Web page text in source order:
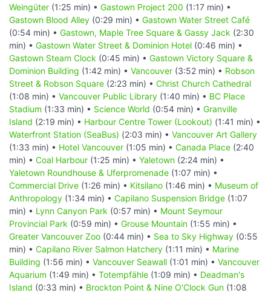
Weingüter (1:25 min) • Gastown Project 200 (1:17 min) •
Gastown Blood Alley (0:29 min) • Gastown Water Street Café
(0:54 min) • Gastown, Maple Tree Square & Gassy Jack (2:30
min) • Gastown Water Street & Dominion Hotel (0:46 min) •
Gastown Steam Clock (0:45 min) • Gastown Victory Square &
Dominion Building (1:42 min) • Vancouver (3:52 min) • Robson
Street & Robson Square (2:23 min) • Christ Church Cathedral
(1:08 min) • Vancouver Public Library (1:40 min) • BC Place
Stadium (1:33 min) • Science World (0:54 min) • Granville
Island (2:19 min) • Harbour Centre Tower (Lookout) (1:41 min) •
Waterfront Station (SeaBus) (2:03 min) • Vancouver Art Gallery
(1:33 min) • Hotel Vancouver (1:05 min) • Canada Place (2:40
min) • Coal Harbour (1:25 min) • Yaletown (2:24 min) •
Yaletown Roundhouse & Uferpromenade (1:07 min) •
Commercial Drive (1:26 min) • Kitsilano (1:46 min) • Museum of
Anthropology (1:34 min) • Capilano Suspension Bridge (1:07
min) • Lynn Canyon Park (0:57 min) • Mount Seymour
Provincial Park (0:59 min) • Grouse Mountain (1:55 min) •
Greater Vancouver Zoo (0:44 min) • Sea to Sky Highway (0:55
min) • Capilano River Salmon Hatchery (1:11 min) • Marine
Building (1:56 min) • Vancouver Seawall (1:01 min) • Vancouver
Aquarium (1:49 min) • Totempfähle (1:09 min) • Deadman's
Island (0:33 min) • Brockton Point & Nine O'Clock Gun (1:08